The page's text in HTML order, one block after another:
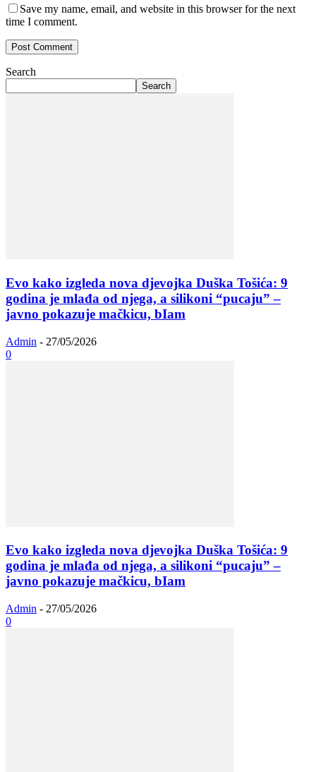
Save my name, email, and website in this browser for the next
time I comment.
Search
Search
Evo kako izgleda nova djevojka Duška Tošića: 9
godina je mlađa od njega, a silikoni “pucaju” –
javno pokazuje mačkicu, bIam
Admin - 27/05/2026
0
Evo kako izgleda nova djevojka Duška Tošića: 9
godina je mlađa od njega, a silikoni “pucaju” –
javno pokazuje mačkicu, bIam
Admin - 27/05/2026
0